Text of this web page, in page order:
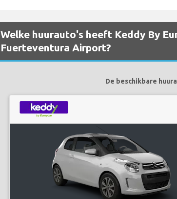
Welke huurauto's heeft Keddy By
Fuerteventura Airport?
De beschikbare